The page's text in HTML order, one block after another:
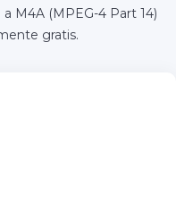
M4A (MPEG-4 Part 14)
gratis.